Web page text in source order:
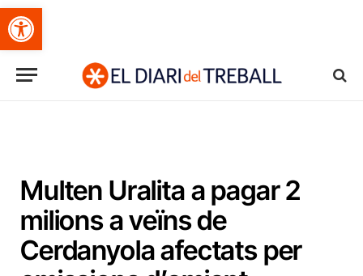
Obre la barra d'eines
Multen Uralita a pagar 2
milions a veïns de
Cerdanyola afectats per